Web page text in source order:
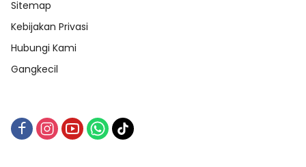
Sitemap
Kebijakan Privasi
Hubungi Kami
Gangkecil